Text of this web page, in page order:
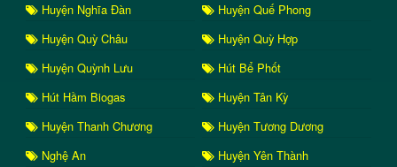
Huyện Nghĩa Đàn
Huyện Quế Phong
Huyện Quỳ Châu
Huyện Quỳ Hợp
Huyện Quỳnh Lưu
Hút Bể Phốt
Hút Hầm Biogas
Huyện Tân Kỳ
Huyện Thanh Chương
Huyện Tương Dương
Nghệ An
Huyện Yên Thành